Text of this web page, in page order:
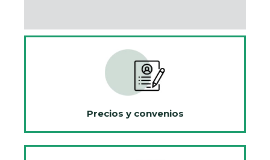
Precios y convenios